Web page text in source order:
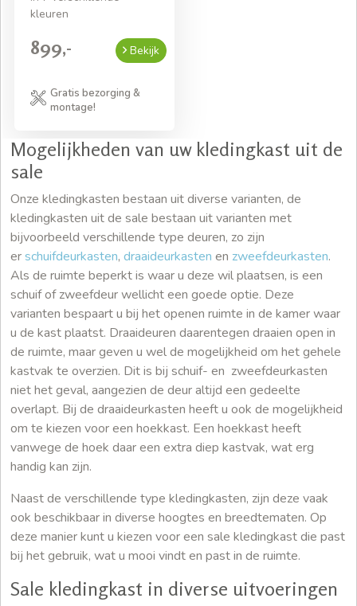
kleuren
899,- Bekijk
Gratis bezorging &
montage!
Mogelijkheden van uw kledingkast uit de
sale
Onze kledingkasten bestaan uit diverse varianten, de
kledingkasten uit de sale bestaan uit varianten met
bijvoorbeeld verschillende type deuren, zo zijn
erschuifdeurkasten, draaideurkasten en zweefdeurkasten.
Als de ruimte beperkt is waar u deze wil plaatsen, is een
schuif of zweefdeur wellicht een goede optie. Deze
varianten bespaart u bij het openen ruimte in de kamer waar
u de kast plaatst. Draaideuren daarentegen draaien open in
de ruimte, maar geven u wel de mogelijkheid om het gehele
kastvak te overzien. Dit is bij schuif- en zweefdeurkasten
niet het geval, aangezien de deur altijd een gedeelte
overlapt. Bij de draaideurkasten heeft u ook de mogelijkheid
om te kiezen voor een hoekkast. Een hoekkast heeft
vanwege de hoek daar een extra diep kastvak, wat erg
handig kan zijn.
Naast de verschillende type kledingkasten, zijn deze vaak
ook beschikbaar in diverse hoogtes en breedtematen. Op
deze manier kunt u kiezen voor een sale kledingkast die past
bij het gebruik, wat u mooi vindt en past in de ruimte.
Sale kledingkast in diverse uitvoeringen